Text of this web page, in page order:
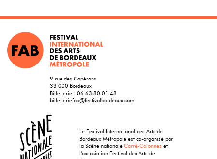
9 rue des Capérans
33 000 Bordeaux
Billetterie : 06 63 80 01 48
billetteriefab@festivalbordeaux.com
Le Festival International des Arts de
Bordeaux Métropole est co-organisé par
la Scène nationaleCarré-Colonnes et
l’association Festival des Arts de